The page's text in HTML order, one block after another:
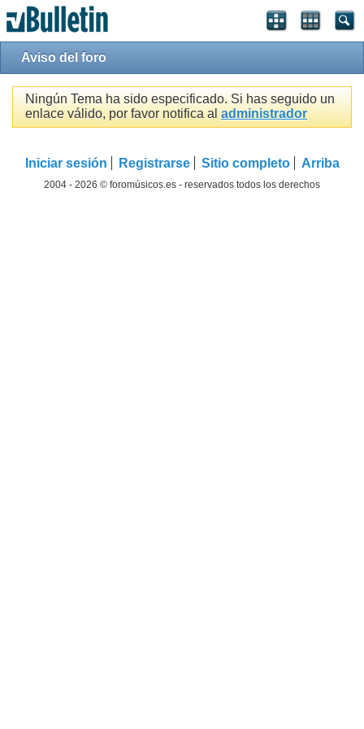
Aviso del foro
Ningún Tema ha sido especificado. Si has seguido un
enlace válido, por favor notifica al administrador
Iniciar sesión Registrarse Sitio completo Arriba
2004 - 2026 © foromúsicos.es - reservados todos los derechos